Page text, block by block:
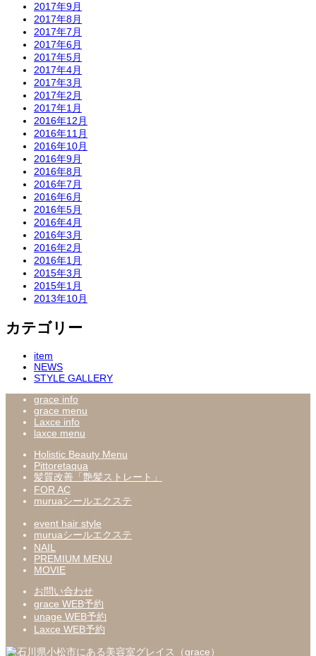
2017年9月
2017年8月
2017年7月
2017年6月
2017年5月
2017年4月
2017年3月
2017年2月
2017年1月
2016年12月
2016年11月
2016年10月
2016年9月
2016年8月
2016年7月
2016年6月
2016年5月
2016年4月
2016年3月
2016年2月
2016年1月
2015年3月
2015年1月
2013年10月
カテゴリー
item
NEWS
STYLE GALLERY
grace info
grace menu
Laxce info
laxce menu
Holistic Beauty Menu
Pittoretaqua
髪質改善「艶髪ストレート」
FOR AC
muruaシールエクステ
event hair style
muruaシールエクステ
NAIL
PREMIUM MENU
MOVIE
お問い合わせ
grace WEB予約
unage WEB予約
Laxce WEB予約